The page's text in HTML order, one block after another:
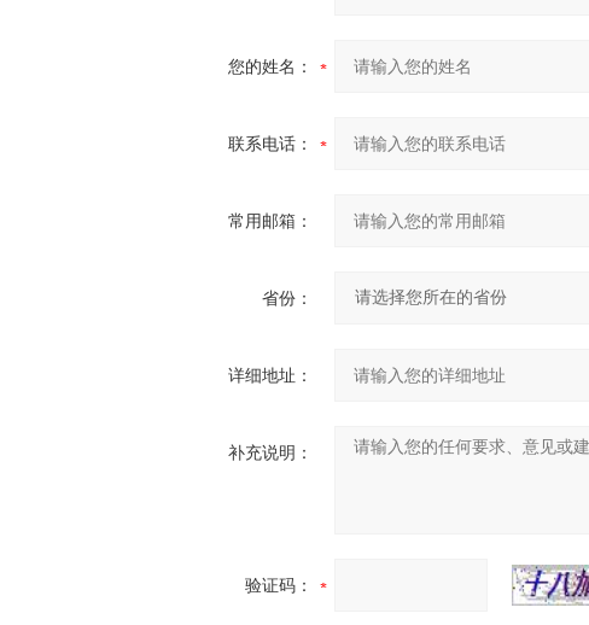
您的姓名：
联系电话：
常用邮箱：
省份：
详细地址：
补充说明：
验证码：